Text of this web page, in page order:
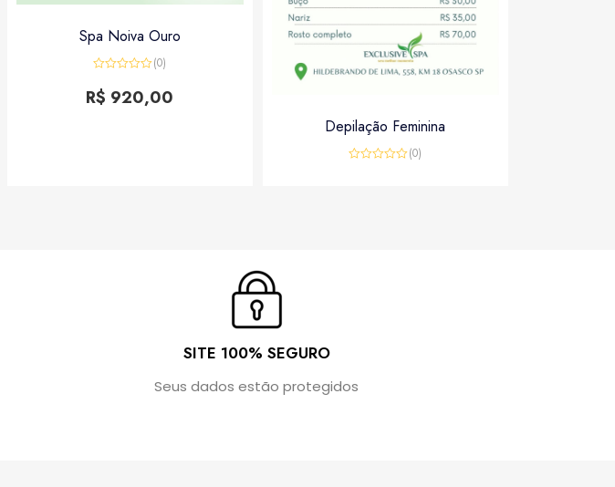
Spa Noiva Ouro
0
out
(0)
R$ 920,00
Depilação Feminina
(0)
SITE 100% SEGURO
Seus dados estão protegidos